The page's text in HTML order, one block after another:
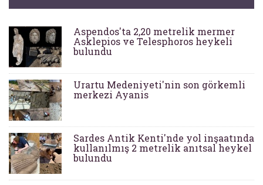
Aspendos'ta 2,20 metrelik mermer
Asklepios ve Telesphoros heykeli
bulundu
Urartu Medeniyeti'nin son görkemli
merkezi Ayanis
Sardes Antik Kenti'nde yol inşaatında
kullanılmış 2 metrelik anıtsal heykel
bulundu